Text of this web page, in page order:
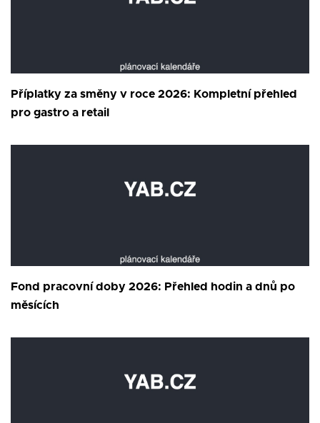
Příplatky za směny v roce 2026: Kompletní přehled
pro gastro a retail
Fond pracovní doby 2026: Přehled hodin a dnů po
měsících